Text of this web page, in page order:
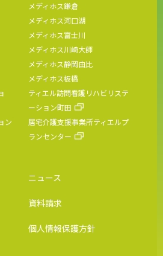
メディホス鎌倉
メディホス河口湖
メディホス富士川
メディホス川崎大師
メディホス静岡由比
メディホス板橋
ティエル訪問看護リハビリステ
ーション町田
ン
居宅介護支援事業所ティエルプ
ランセンター
ニュース
資料請求
個人情報保護方針